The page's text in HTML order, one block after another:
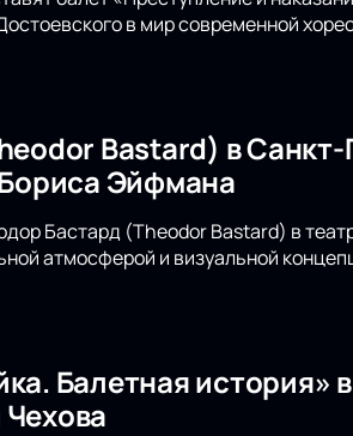
в мир современной
Bastard) в
Эйфмана
Бастард (Theodor Bastard) в
атмосферой и визуальной
Балетная история»